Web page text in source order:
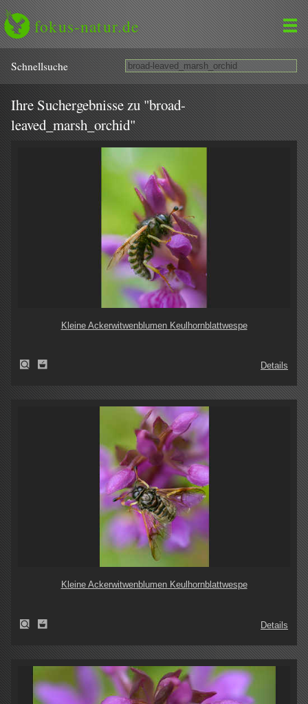
fokus-natur.de
Schnell­suche
Ihre Suchergebnisse zu "broad-
leaved_marsh_orchid"
Kleine Ackerwitwenblumen Keulhornblattwespe
Details
Kleine Ackerwitwenblumen Keulhornblattwespe
Details